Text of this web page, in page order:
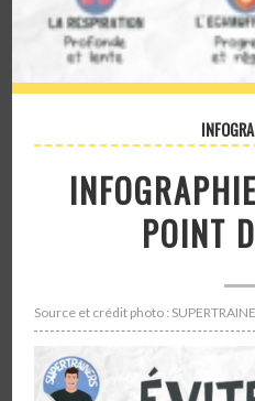
POINT
Source et crédit photo :